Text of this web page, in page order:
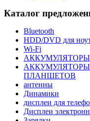
Каталог
Bluetooth
HDD/DVD для
Wi-Fi
ПЛАНШЕТОВ
антенны
Динамики
дисплеи для
Дисплеи